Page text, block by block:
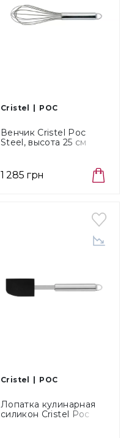
Cristel POC
Венчик Cristel Poc
Steel, высота 25 см
1 285 грн
Cristel POC
Лопатка кулинарная
силикон Cristel Poc